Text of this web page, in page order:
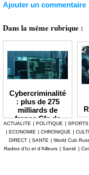
Ajouter un commentaire
Dans la même rubrique :
Cybercriminalité
: plus de 275
milliards de
francs Cfa de
pertes
enregistrées en
Afrique depuis
2024 (Interpol)
ACTUALITE | POLITIQUE | SPORTS
| ECONOMIE | CHRONIQUE |
DIRECT | SANTE | World Cub
Radios d’Ici et d’Ailleurs | Santé |